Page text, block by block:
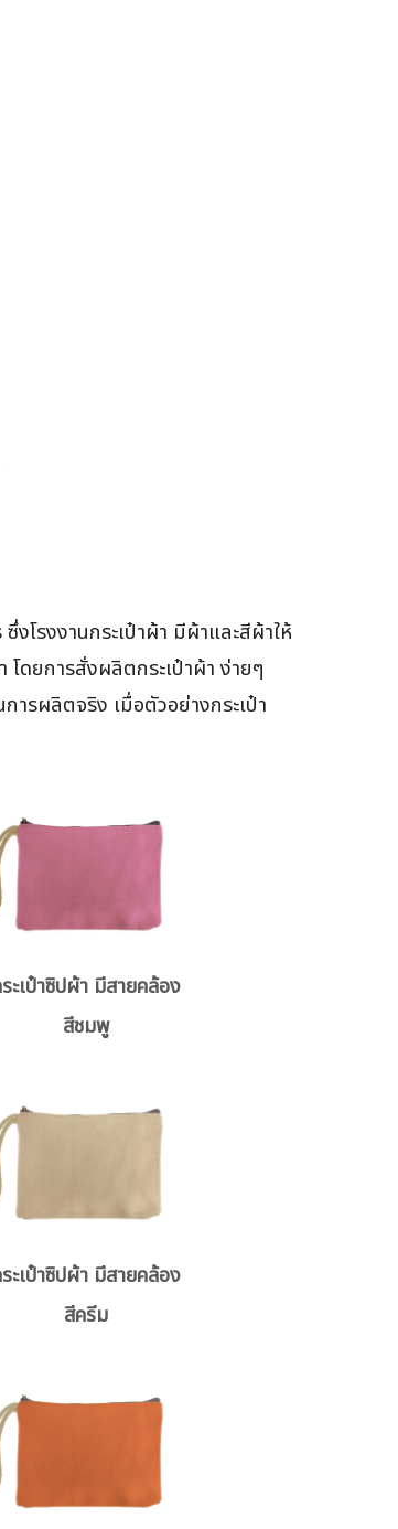
โรงงานกระเป๋าผ้า มีผ้าและสีผ้าให้
ดยการสั่งผลิตกระเป๋าผ้า ง่ายๆ
ารผลิตจริง เมื่อตัวอย่างกระเป๋า
ะเป๋าซิปผ้า มีสายคล้อง
สีชมพู
ะเป๋าซิปผ้า มีสายคล้อง
สีครีม